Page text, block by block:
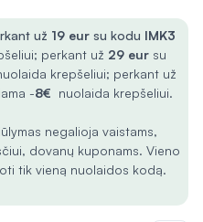
už 19 eur su kodu IMK3
perkant už 29 eur su
krepšeliui; perkant už
-8€ nuolaida krepšeliui.
negalioja vaistams,
dovanų kuponams. Vieno
tik vieną nuolaidos kodą.